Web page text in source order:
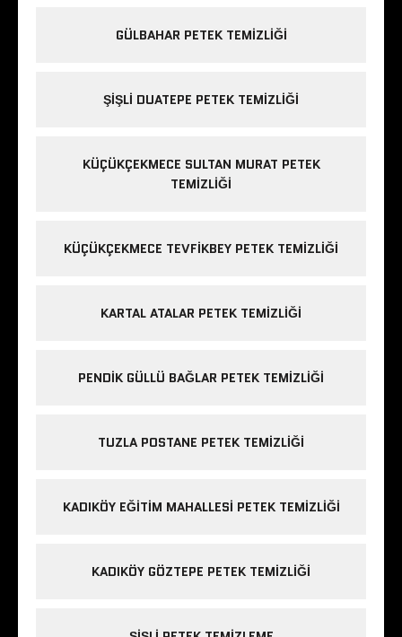
GÜLBAHAR PETEK TEMIZLIĞI
ŞIŞLI DUATEPE PETEK TEMIZLIĞI
KÜÇÜKÇEKMECE SULTAN MURAT PETEK
TEMIZLIĞI
KÜÇÜKÇEKMECE TEVFIKBEY PETEK TEMIZLIĞI
KARTAL ATALAR PETEK TEMIZLIĞI
PENDIK GÜLLÜ BAĞLAR PETEK TEMIZLIĞI
TUZLA POSTANE PETEK TEMIZLIĞI
KADIKÖY EĞITIM MAHALLESI PETEK TEMIZLIĞI
KADIKÖY GÖZTEPE PETEK TEMIZLIĞI